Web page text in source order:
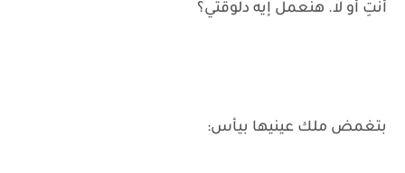
أنتِ أو لا. هنعمل إيه دلوقتي؟
بتغمض ملك عينيها بيأس: